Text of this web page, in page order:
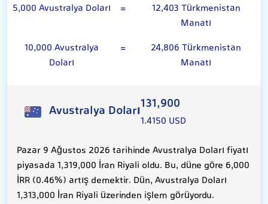
5,000 Avustralya Doları
=
12,403 Türkmenistan
Manatı
10,000 Avustralya
Doları
=
24,806 Türkmenistan
Manatı
Avustralya Doları131,900
1.4150 USD
Pazar 9 Ağustos 2026 tarihinde Avustralya Doları fiyatı
piyasada 1,319,000 İran Riyali oldu. Bu, düne göre 6,000
İRR (0.46%) artış demektir. Dün, Avustralya Doları
1,313,000 İran Riyali üzerinden işlem görüyordu.